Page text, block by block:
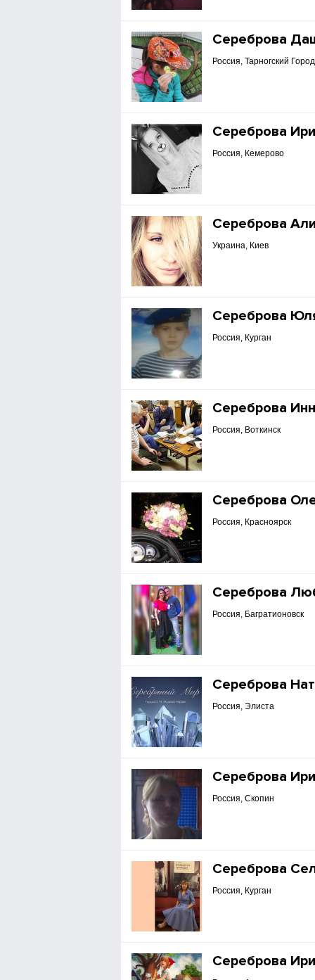
Сереброва
Россия, Тарногский
Сереброва
Россия, Кемерово
Сереброва
Украина, Киев
Сереброва
Россия, Курган
Сереброва
Россия, Воткинск
Сереброва
Россия, Красноярск
Сереброва
Россия, Багратионовск
Сереброва
Россия, Элиста
Сереброва
Россия, Скопин
Сереброва
Россия, Курган
Сереброва